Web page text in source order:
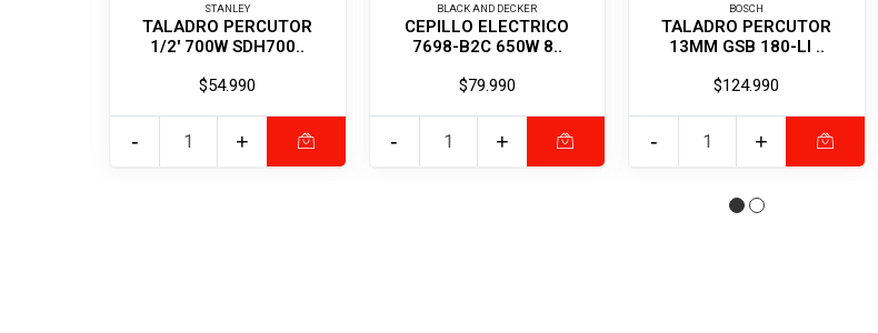
STANLEY
TALADRO PERCUTOR
1/2' 700W SDH700..
$54.990
+
-
BLACK AND DECKER
CEPILLO ELECTRICO
7698-B2C 650W 8..
$79.990
+
-
BOSCH
TALADRO PERCUTOR
13MM GSB 180-LI ..
$124.990
+
-